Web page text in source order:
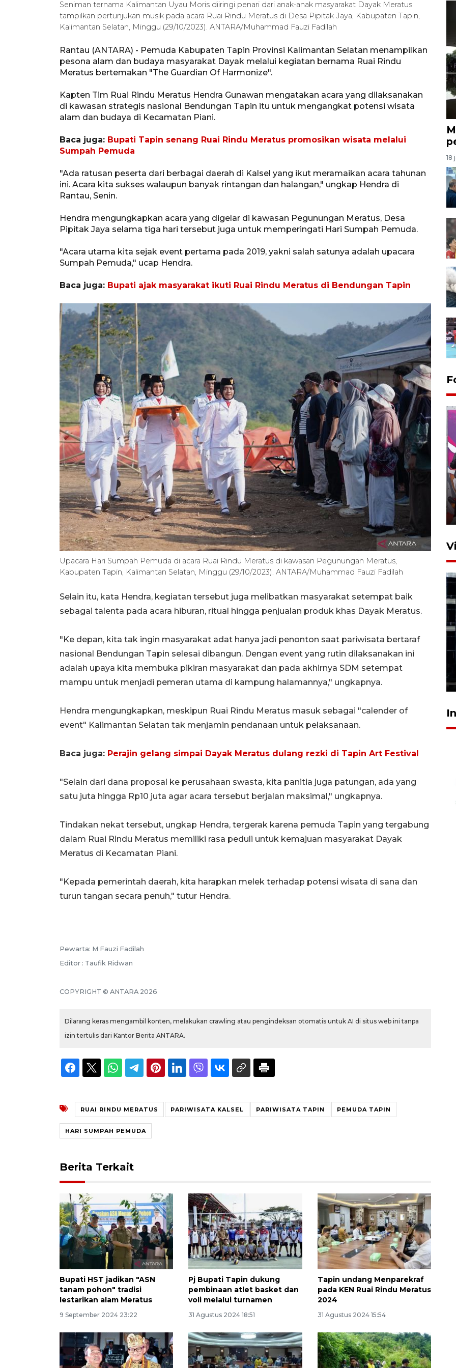
Seniman ternama Kalimantan Uyau Moris diiringi penari dari anak-anak masyarakat Dayak Meratus
tampilkan pertunjukan musik pada acara Ruai Rindu Meratus di Desa Pipitak Jaya, Kabupaten Tapin,
Kalimantan Selatan, Minggu (29/10/2023). ANTARA/Muhammad Fauzi Fadilah
Rantau (ANTARA) - Pemuda Kabupaten Tapin Provinsi Kalimantan Selatan menampilkan
pesona alam dan budaya masyarakat Dayak melalui kegiatan bernama Ruai Rindu
Meratus bertemakan "The Guardian Of Harmonize".
Kapten Tim Ruai Rindu Meratus Hendra Gunawan mengatakan acara yang dilaksanakan
di kawasan strategis nasional Bendungan Tapin itu untuk mengangkat potensi wisata
alam dan budaya di Kecamatan Piani.
Baca juga: Bupati Tapin senang Ruai Rindu Meratus promosikan wisata melalui
Sumpah Pemuda
"Ada ratusan peserta dari berbagai daerah di Kalsel yang ikut meramaikan acara tahunan
ini. Acara kita sukses walaupun banyak rintangan dan halangan," ungkap Hendra di
Rantau, Senin.
Hendra mengungkapkan acara yang digelar di kawasan Pegunungan Meratus, Desa
Pipitak Jaya selama tiga hari tersebut juga untuk memperingati Hari Sumpah Pemuda.
"Acara utama kita sejak event pertama pada 2019, yakni salah satunya adalah upacara
Sumpah Pemuda," ucap Hendra.
Baca juga: Bupati ajak masyarakat ikuti Ruai Rindu Meratus di Bendungan Tapin
Upacara Hari Sumpah Pemuda di acara Ruai Rindu Meratus di kawasan Pegunungan Meratus,
Kabupaten Tapin, Kalimantan Selatan, Minggu (29/10/2023). ANTARA/Muhammad Fauzi Fadilah
Selain itu, kata Hendra, kegiatan tersebut juga melibatkan masyarakat setempat baik
sebagai talenta pada acara hiburan, ritual hingga penjualan produk khas Dayak Meratus.
"Ke depan, kita tak ingin masyarakat adat hanya jadi penonton saat pariwisata bertaraf
nasional Bendungan Tapin selesai dibangun. Dengan event yang rutin dilaksanakan ini
adalah upaya kita membuka pikiran masyarakat dan pada akhirnya SDM setempat
mampu untuk menjadi pemeran utama di kampung halamannya," ungkapnya.
Hendra mengungkapkan, meskipun Ruai Rindu Meratus masuk sebagai "calender of
event" Kalimantan Selatan tak menjamin pendanaan untuk pelaksanaan.
Baca juga: Perajin gelang simpai Dayak Meratus dulang rezki di Tapin Art Festival
"Selain dari dana proposal ke perusahaan swasta, kita panitia juga patungan, ada yang
satu juta hingga Rp10 juta agar acara tersebut berjalan maksimal," ungkapnya.
Tindakan nekat tersebut, ungkap Hendra, tergerak karena pemuda Tapin yang tergabung
dalam Ruai Rindu Meratus memiliki rasa peduli untuk kemajuan masyarakat Dayak
Meratus di Kecamatan Piani.
"Kepada pemerintah daerah, kita harapkan melek terhadap potensi wisata di sana dan
turun tangan secara penuh," tutur Hendra.
Pewarta: M Fauzi Fadilah
Editor : Taufik Ridwan
COPYRIGHT © ANTARA 2026
Dilarang keras mengambil konten, melakukan crawling atau pengindeksan otomatis untuk AI di situs web ini tanpa
izin tertulis dari Kantor Berita ANTARA.
RUAI RINDU MERATUS PARIWISATA KALSEL PARIWISATA TAPIN PEMUDA TAPIN
HARI SUMPAH PEMUDA
Berita Terkait
Bupati HST jadikan "ASN
tanam pohon" tradisi
lestarikan alam Meratus
9 September 2024 23:22
Pj Bupati Tapin dukung
pembinaan atlet basket dan
voli melalui turnamen
31 Agustus 2024 18:51
Tapin undang Menparekraf
pada KEN Ruai Rindu Meratus
2024
31 Agustus 2024 15:54
18
Ketua DPRD Syahrial hadiri
pembukaan Turnamen Sepak
Bola Usia Dini
23 Juli 2026 21:36
Anak Putus Sekolah Lewat
Pendidikan Kesetaraan
Bagian 1
30 Juli 2026 17:51
Sinyal positif perekonomian